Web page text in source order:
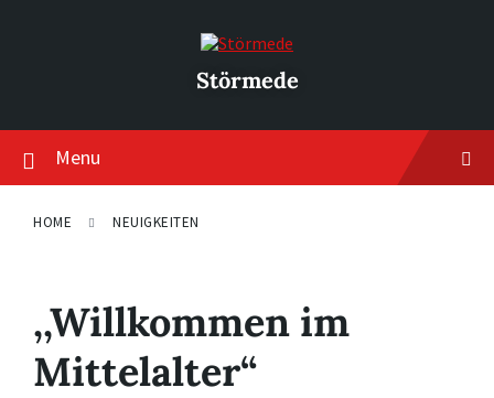
Störmede
Menu
HOME NEUIGKEITEN
,,Willkommen im
Mittelalter“